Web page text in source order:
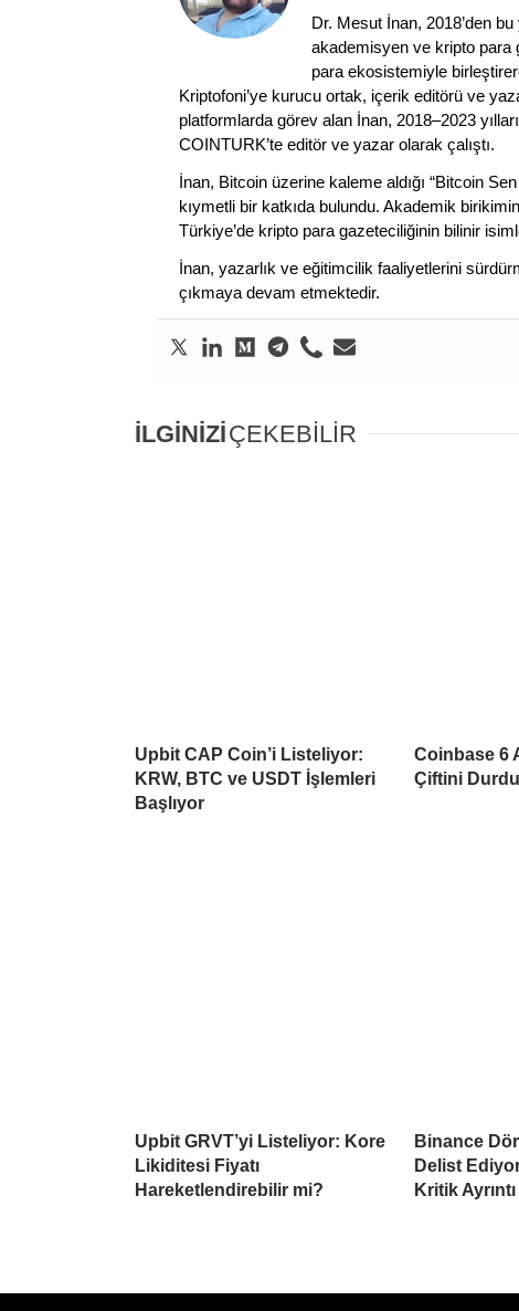
Dr. Mesut İnan, 2018’den
akademisyen ve kripto para
para ekosistemiyle
Kriptofoni’ye kurucu ortak, içerik editörü ve
platformlarda görev alan İnan, 2018–2023
COINTURK’te editör ve yazar olarak çalıştı.
İnan, Bitcoin üzerine kaleme aldığı “Bitcoin
kıymetli bir katkıda bulundu. Akademik
Türkiye’de kripto para gazeteciliğinin bilinir
İnan, yazarlık ve eğitimcilik faaliyetlerini
çıkmaya devam etmektedir.
İLGİNİZİÇEKEBİLİR
Upbit CAP Coin’i Listeliyor:
KRW, BTC ve USDT İşlemleri
Başlıyor
Coinbase 6
Çiftini
Upbit GRVT’yi Listeliyor: Kore
Likiditesi Fiyatı
Hareketlendirebilir mi?
Binance
Delist
Kritik Ayrıntı